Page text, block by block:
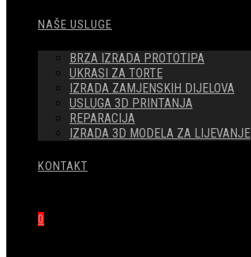
NAŠE USLUGE
BRZA IZRADA PROTOTIPA
UKRASI ZA TORTE
IZRADA ZAMJENSKIH DIJELOVA
USLUGA 3D PRINTANJA
REPARACIJA
IZRADA 3D MODELA ZA LIJEVANJE
KONTAKT
0